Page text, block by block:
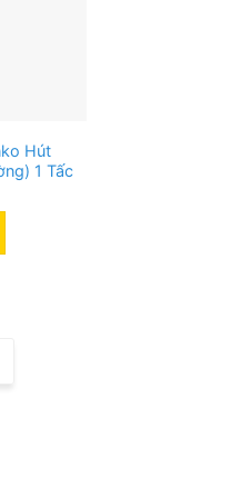
Hút
1 Tấc